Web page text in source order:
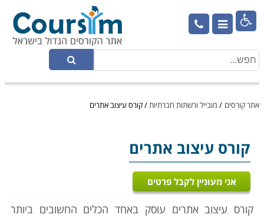

אתר קורסים / מובייל ורשתות חברתיות/קורס עיצוב אתרים
קורס עיצוב אתרים
אני מעוניין לקבל פרטים
קורס עיצוב אתרים עוסק באחד הכלים החשובים ביותר